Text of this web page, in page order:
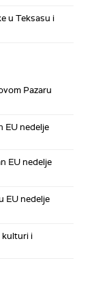
u Teksasu i
Pazaru
EU nedelje
EU nedelje
EU nedelje
kulturi i